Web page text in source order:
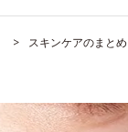
スキンケアのまとめ